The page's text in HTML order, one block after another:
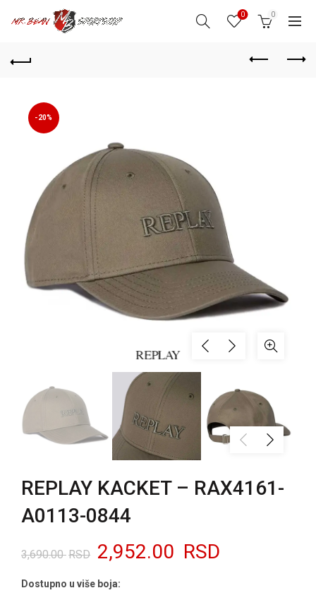
0 0
-20%
REPLAY KACKET – RAX4161-
A0113-0844
3,690.00RSD Originalna
cena
2,952.00 RSD
Dostupno u više boja: